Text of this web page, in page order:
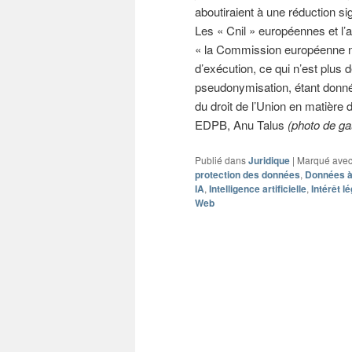
aboutiraient à une réduction
Les « Cnil » européennes et
« la Commission européenne
d’exécution, ce qui n’est
pseudonymisation, étant
du droit de l’Union en
EDPB, Anu Talus (photo de
Publié dansJuridique | Marqué avec
protection des données, Données
IA, Intelligence artificielle, Intérêt
Web